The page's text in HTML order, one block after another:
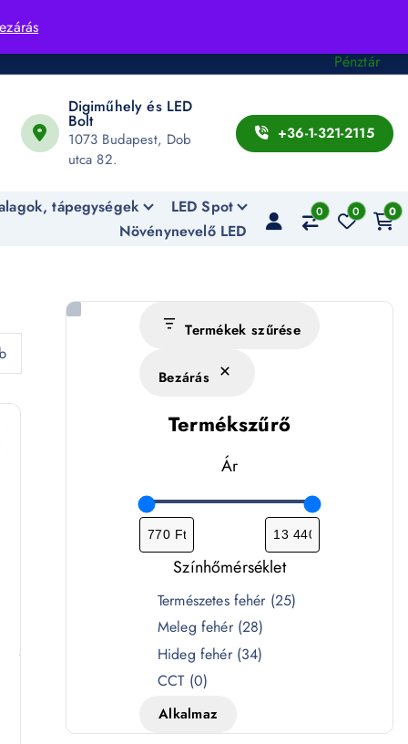
Pénztár
Digiműhely és LED
Bolt
1073 Budapest, Dob
utca 82.
+36-1-321-2115
tápegységek
LED Spot
Növénynevelő LED
0 0 0
Termékek szűrése
Bezárás
Termékszűrő
Ár
Színhőmérséklet
Természetes fehér (25)
Meleg fehér (28)
Hideg fehér (34)
CCT (0)
Alkalmaz